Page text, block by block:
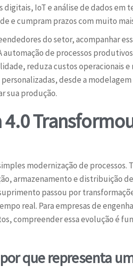
digitais, IoT e análise de dados
e cumpram prazos com muito
do setor, acompanhar
automação de processos
reduza custos operacionais
desde a
sua produção.
modernização de
armazenamento e distribuição
passou por
real. Para empresas de
compreender essa evolução é
que representa